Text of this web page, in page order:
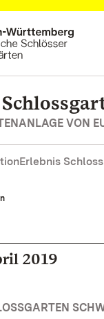
VON
Erlebnis
2019